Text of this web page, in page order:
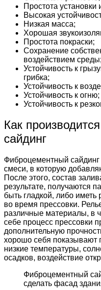
Простота
Высокая
Низкая масса;
Хорошая
Простота покраски;
Сохранение
воздействием среды;
Устойчивость к
грибка;
Устойчивость к
Устойчивость к огню;
Устойчивость к
Как
сайдинг
Фиброцементный сайдинг
смеси, в которую
После этого, состав
результате, получаются
быть гладкой, либо
во время прессовки.
различные материалы, в
себе процесс прессовки
дополнительную
хорошо себя показывают
низкие температуры,
осадков, воздействие
Фиброцементный
сделать фасад